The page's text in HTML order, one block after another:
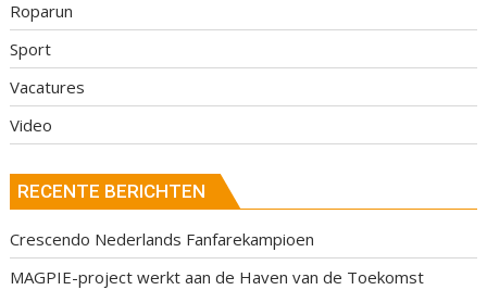
Roparun
Sport
Vacatures
Video
RECENTE BERICHTEN
Crescendo Nederlands Fanfarekampioen
MAGPIE-project werkt aan de Haven van de Toekomst